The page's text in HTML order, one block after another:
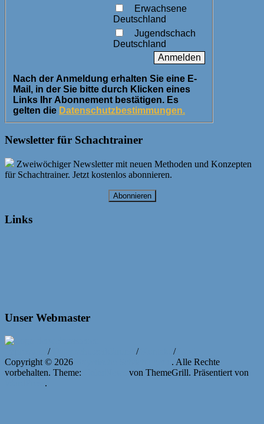
Erwachsene
Deutschland
Jugendschach
Deutschland
Nach der Anmeldung erhalten Sie eine E-
Mail, in der Sie bitte durch Klicken eines
Links Ihr Abonnement bestätigen. Es
gelten die Datenschutzbestimmungen.
Newsletter für Schachtrainer
Zweiwöchiger Newsletter mit neuen Methoden und Konzepten
für Schachtrainer. Jetzt kostenlos abonnieren.
Abonnieren
Links
Unser Webmaster
/ / /
Copyright © 2026
. Alle Rechte
vorbehalten. Theme:
von ThemeGrill. Präsentiert von
.